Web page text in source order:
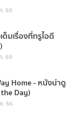
. 69
มเรื่องที่ทรูไอดี
. 69
Home - หนังน่าดู
Day)
. 66